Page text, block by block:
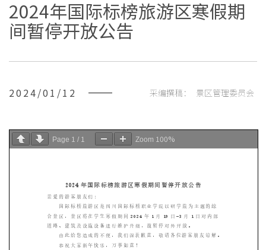
2024年国际标榜旅游区寒假期
间暂停开放公告
2024/01/12 采编撰稿： 景区管理委员会
Page 1 / 1 Zoom 100%